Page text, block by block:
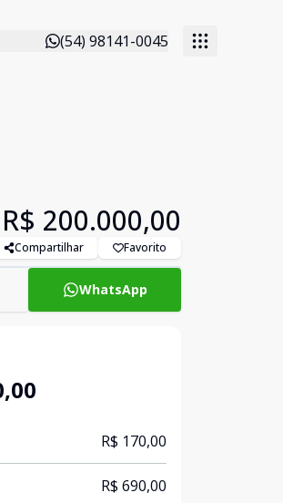
(54) 98141-0045
R$ 200.000,00
Compartilhar Favorito
WhatsApp
R$ 170,00
R$ 690,00